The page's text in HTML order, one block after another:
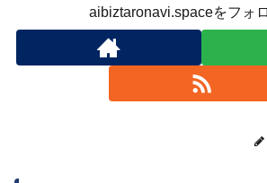
aibiztaronavi.spaceをフォ